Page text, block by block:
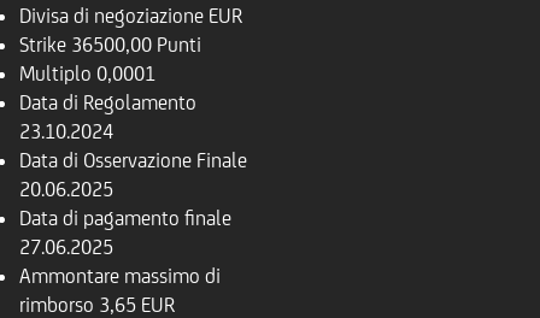
Divisa di negoziazione EUR
Strike 36500,00 Punti
Multiplo 0,0001
Data di Regolamento
23.10.2024
Data di Osservazione Finale
20.06.2025
Data di pagamento finale
27.06.2025
Ammontare massimo di
rimborso 3,65 EUR